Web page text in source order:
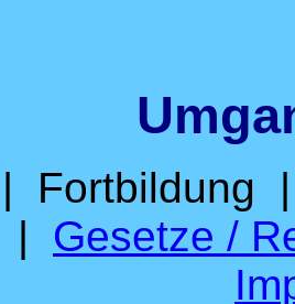
|
| Gesetze /